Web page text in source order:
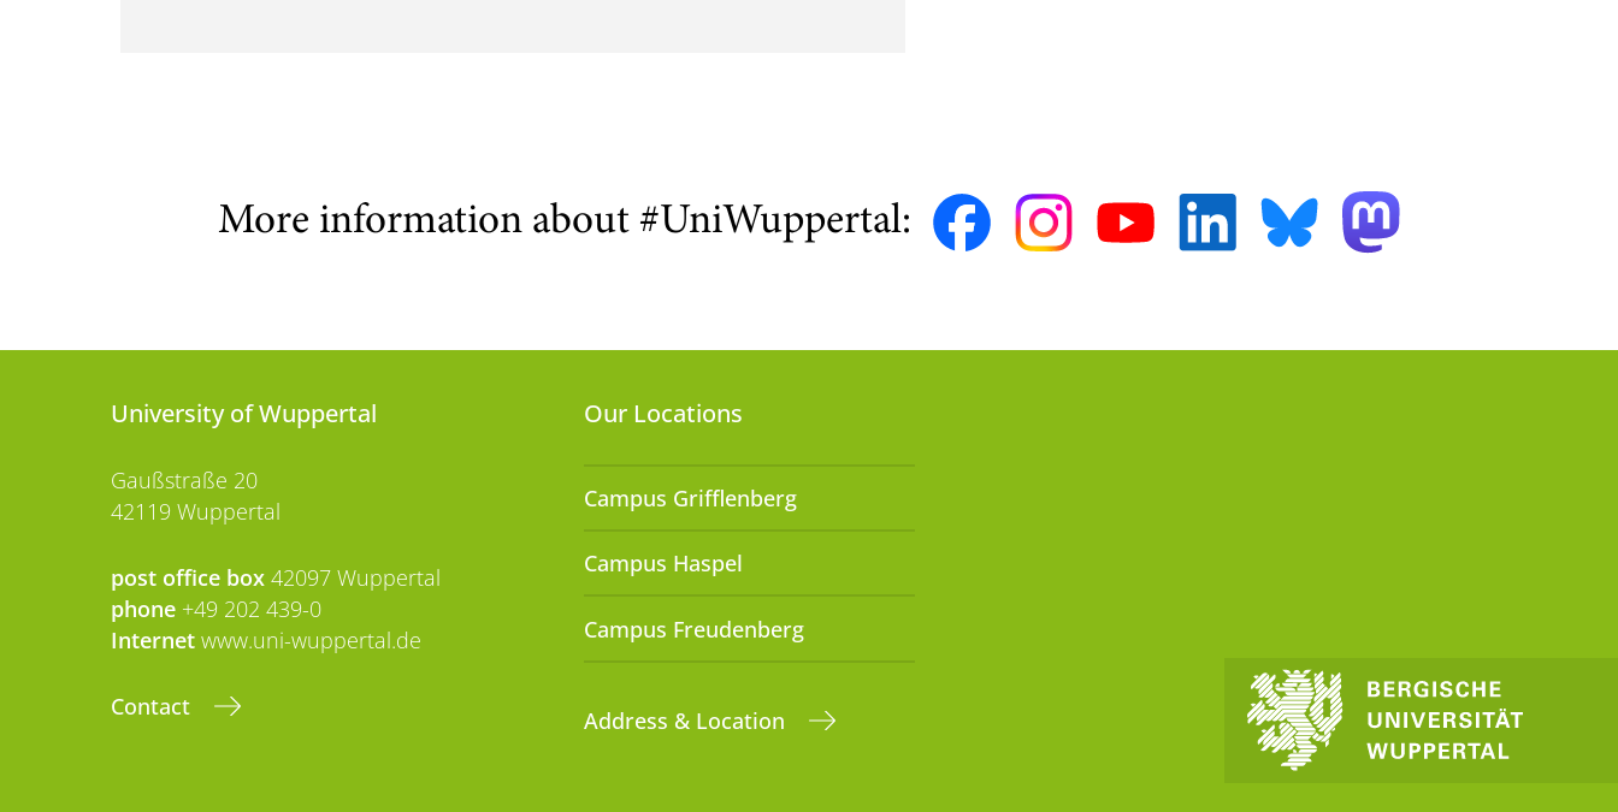
More information about #UniWuppertal:
University of Wuppertal
Gaußstraße 20
42119 Wuppertal
post office box 42097 Wuppertal
phone +49 202 439-0
Internet www.uni-wuppertal.de
Contact
Our Locations
Campus Grifflenberg
Campus Haspel
Campus Freudenberg
Address & Location